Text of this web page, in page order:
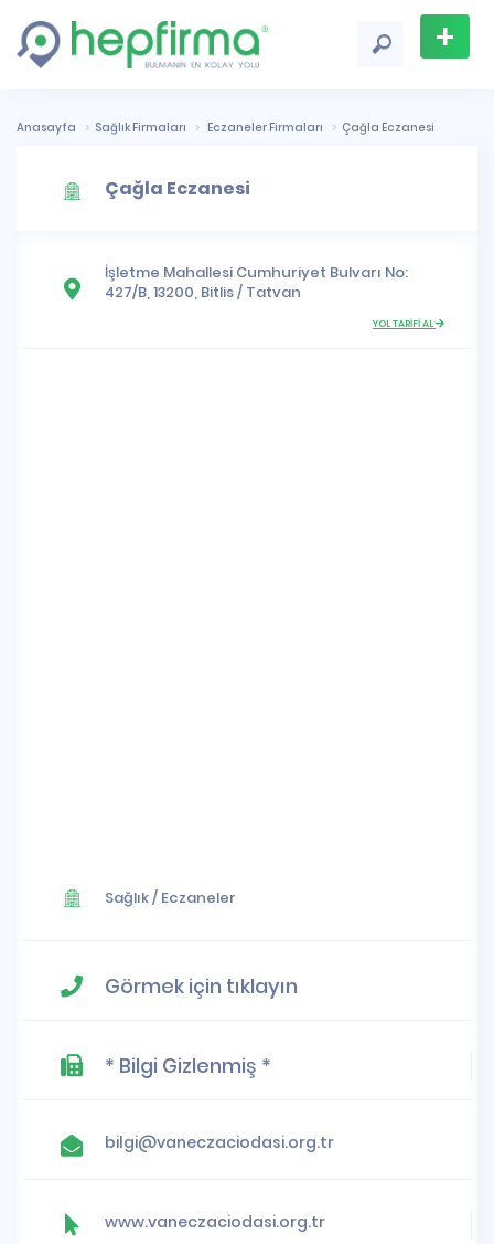
+
Ekle
Anasayfa Sağlık Firmaları Eczaneler Firmaları Çağla Eczanesi
Çağla Eczanesi
İşletme Mahallesi Cumhuriyet Bulvarı No:
427/B, 13200, Bitlis/ Tatvan
YOL TARİFİ AL
Sağlık/ Eczaneler
Görmek için tıklayın
* Bilgi Gizlenmiş *
bilgi@vaneczaciodasi.org.tr
www.vaneczaciodasi.org.tr